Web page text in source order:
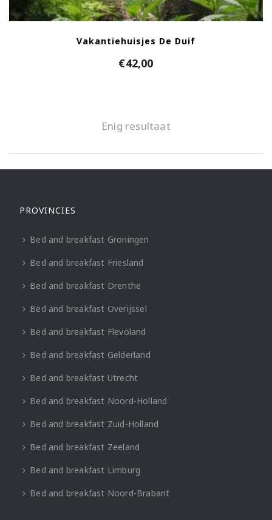
Vakantiehuisjes De Duif
€42,00
Enig resultaat
PROVINCIES
Bed and breakfast Groningen
Bed and breakfast Friesland
Bed and breakfast Drenthe
Bed and breakfast Overijssel
Bed and breakfast Flevoland
Bed and breakfast Gelderland
Bed and breakfast Utrecht
Bed and breakfast Noord-Holland
Bed and breakfast Zuid-Holland
Bed and breakfast Zeeland
Bed and breakfast Limburg
Bed and breakfast Noord-Brabant